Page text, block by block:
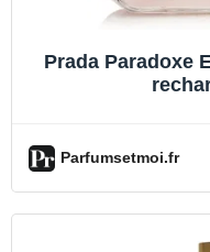
Prada Paradoxe
Parfumsetmoi.fr